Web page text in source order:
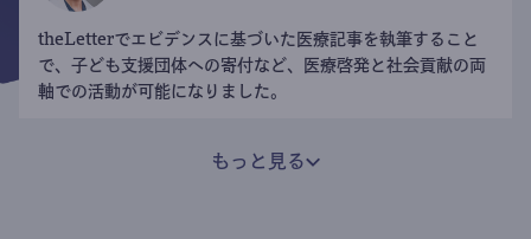
theLetterでエビデンスに基づいた医療記事を執筆すること
で、子ども支援団体への寄付など、医療啓発と社会貢献の両
軸での活動が可能になりました。
もっと見る